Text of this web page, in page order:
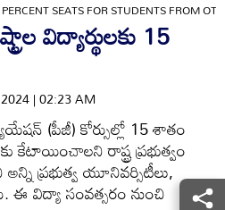
SEATS FOR STUDENTS FROM
విద్యార్థులకు 15
| 02:23 AM
(పీజీ) కోర్సుల్లో 15 శాతం
కేటాయించాలని రాష్ట్ర ప్రభుత్వం
ప్రభుత్వ యూనివర్సిటీలు,
ఈ విద్యా సంవత్సరం నుంచి